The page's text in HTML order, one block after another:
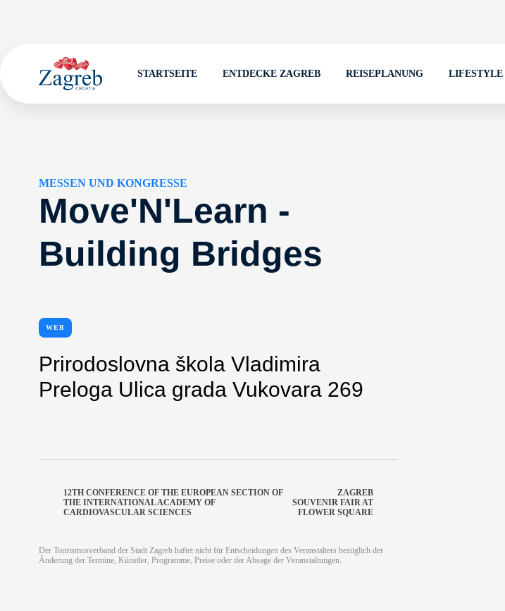
STARTSEITE ENTDECKE ZAGREB REISEPLANUNG LIFESTYLE
MESSEN UND KONGRESSE
Move'N'Learn -
Building Bridges
WEB
Prirodoslovna škola Vladimira
Preloga Ulica grada Vukovara 269
12TH CONFERENCE OF THE EUROPEAN SECTION OF
THE INTERNATIONAL ACADEMY OF
CARDIOVASCULAR SCIENCES
ZAGREB
SOUVENIR FAIR AT
FLOWER SQUARE
Der Tourismusverband der Stadt Zagreb haftet nicht für Entscheidungen des Veranstalters bezüglich der
Änderung der Termine, Künstler, Programme, Preise oder der Absage der Veranstaltungen.